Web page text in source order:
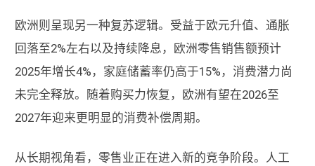
欧洲则呈现另一种复苏逻辑。受益于欧元升值、通胀
回落至2%左右以及持续降息，欧洲零售销售额预计
2025年增长4%，家庭储蓄率仍高于15%，消费潜力尚
未完全释放。随着购买力恢复，欧洲有望在2026至
2027年迎来更明显的消费补偿周期。
从长期视角看，零售业正在进入新的竞争阶段。人工